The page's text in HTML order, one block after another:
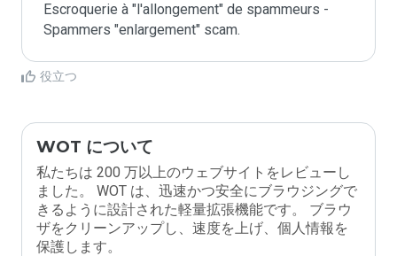
Escroquerie à "l'allongement" de spammeurs -
Spammers "enlargement" scam.
役立つ
WOT について
私たちは 200 万以上のウェブサイトをレビューし
ました。 WOT は、迅速かつ安全にブラウジングで
きるように設計された軽量拡張機能です。 ブラウ
ザをクリーンアップし、速度を上げ、個人情報を
保護します。